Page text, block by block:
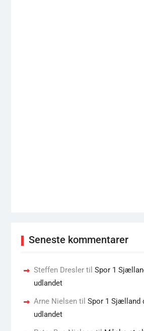
Seneste kommentarer
Steffen Dreslertil Spor 1
udlandet
Arne Nielsentil Spor 1 Sjælland
udlandet